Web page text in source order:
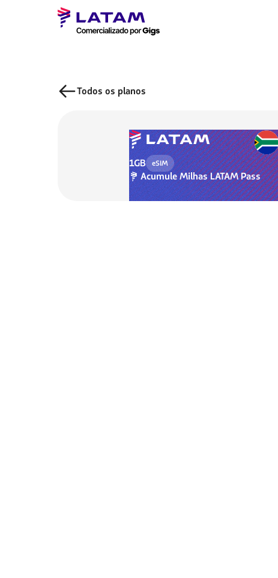
Todos os planos
1GB
eSIM
AcumuleMilhas LATAM Pass